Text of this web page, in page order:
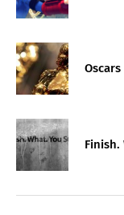
Oscars
Finish.